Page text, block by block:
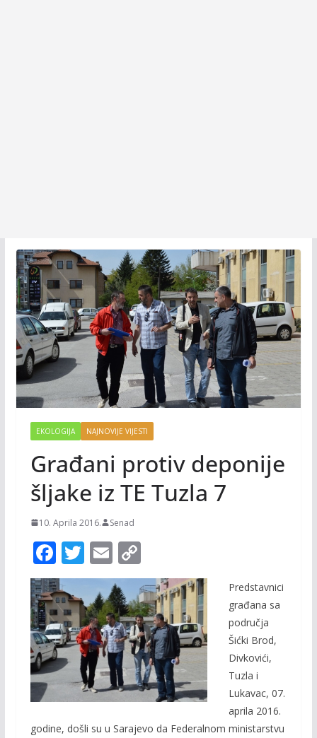
EKOLOGIJA NAJNOVIJE VIJESTI
Građani protiv deponije
šljake iz TE Tuzla 7
10. Aprila 2016. Senad
F
ac
e
b
o
o
k
T
w
itt
er
E
m
ai
l
C
o
p
y
Li
n
k
Predstavnici
građana sa
područja
Šićki Brod,
Divkovići,
Tuzla i
Lukavac, 07.
aprila 2016.
godine, došli su u Sarajevo da Federalnom ministarstvu